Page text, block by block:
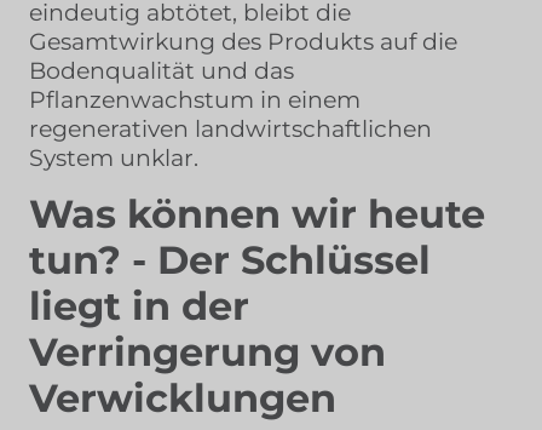
eindeutig abtötet, bleibt die
Gesamtwirkung des Produkts auf die
Bodenqualität und das
Pflanzenwachstum in einem
regenerativen landwirtschaftlichen
System unklar.
Was können wir heute
tun? - Der Schlüssel
liegt in der
Verringerung von
Verwicklungen